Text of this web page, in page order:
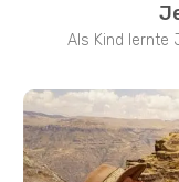
Als Kind lernte